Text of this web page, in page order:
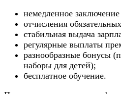
немедленное заключение
отчисления
стабильная выдача
регулярные выплаты
разнообразные бонусы
наборы для детей);
бесплатное обучение.